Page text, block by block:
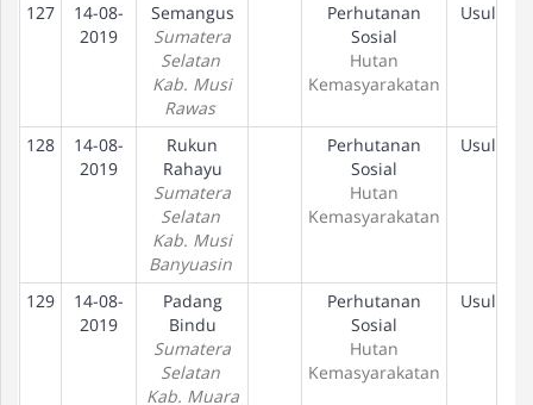
127
14-08-
2019
Semangus
Sumatera
Selatan
Kab. Musi
Rawas
Perhutanan
Sosial
Hutan
Kemasyarakatan
Usulan
128
14-08-
2019
Rukun
Rahayu
Sumatera
Selatan
Kab. Musi
Banyuasin
Perhutanan
Sosial
Hutan
Kemasyarakatan
Usulan
129
14-08-
2019
Padang
Bindu
Sumatera
Selatan
Kab. Muara
Perhutanan
Sosial
Hutan
Kemasyarakatan
Usulan